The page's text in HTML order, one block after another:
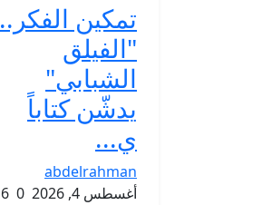
تمكين الفكر..
"الفيلق
الشبابي"
يدشّن كتاباً
ي...
abdelrahman
أغسطس 4, 2026